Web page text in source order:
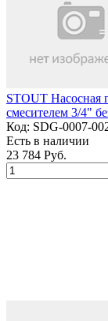
STOUT Насосная
смесителем 3/4"
Код: SDG-0007-
Есть в наличии
23 784 Руб.